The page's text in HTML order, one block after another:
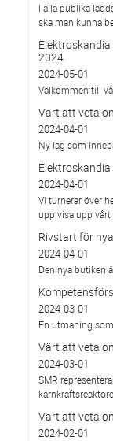
I alla publika
ska man kunna
2024
2024-05-01
Välkommen till
Värt att veta
2024-04-01
Ny lag som
2024-04-01
Vi turnerar över
upp visa upp vårt
Rivstart för
2024-04-01
Den nya butiken
2024-03-01
En utmaning
Värt att veta
2024-03-01
SMR
Värt att veta
2024-02-01